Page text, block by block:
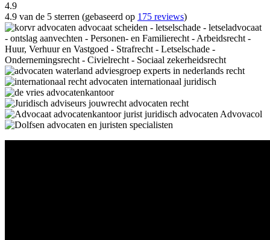
4.9
4.9 van de 5 sterren (gebaseerd op 175 reviews)